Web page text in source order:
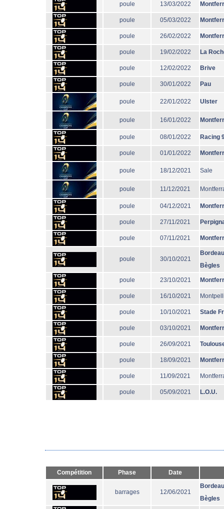
poule 13/03/2022
poule 05/03/2022
poule 26/02/2022
poule 19/02/2022 La
poule 12/02/2022 Brive
poule 30/01/2022 Pau
poule 22/01/2022 Ulster
poule 16/01/2022
poule 08/01/2022 Racing
poule 01/01/2022
poule 18/12/2021 Sale
poule 11/12/2021
poule 04/12/2021
poule 27/11/2021
poule 07/11/2021
poule 30/10/2021
Bègles
poule 23/10/2021
poule 16/10/2021
poule 10/10/2021 Stade
poule 03/10/2021
poule 26/09/2021
poule 18/09/2021
poule 11/09/2021
poule 05/09/2021 L.O.U.
Compétition Phase Date
barrages 12/06/2021
Bègles